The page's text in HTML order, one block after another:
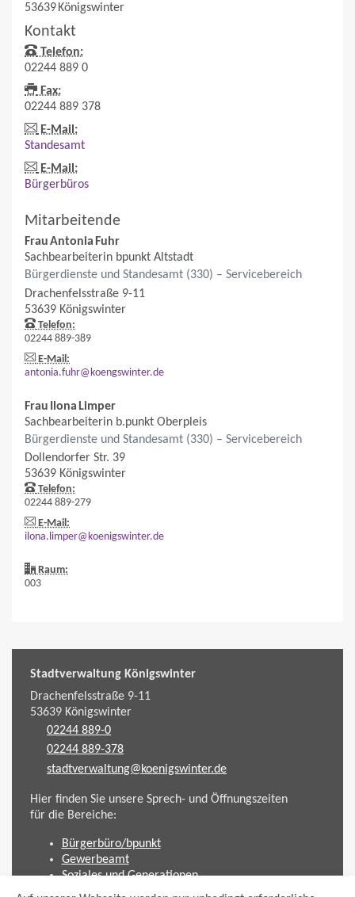
53639 Königswinter
Kontakt
Telefon:
02244 889 0
Fax:
02244 889 378
E-Mail:
Standesamt
E-Mail:
Bürgerbüros
Mitarbeitende
FrauAntonia Fuhr
Sachbearbeiterin bpunkt Altstadt
Bürgerdienste und Standesamt (330) – Servicebereich
Drachenfelsstraße 9-11
53639 Königswinter
Telefon:
02244 889-389
E-Mail:
antonia.fuhr@koengswinter.de
Frau Ilona Limper
Sachbearbeiterin b.punkt Oberpleis
Bürgerdienste und Standesamt (330) – Servicebereich
Dollendorfer Str. 39
53639 Königswinter
Telefon:
02244 889-279
E-Mail:
ilona.limper@koenigswinter.de
Raum:
003
Stadtverwaltung Königswinter
Drachenfelsstraße 9-11
53639Königswinter
02244 889-0
02244 889-378
stadtverwaltung@koenigswinter.de
Hier finden Sie unsere Sprech- und Öffnungszeiten
für die Bereiche:
Bürgerbüro/bpunkt
Gewerbeamt
Soziales und Generationen
Standesamt